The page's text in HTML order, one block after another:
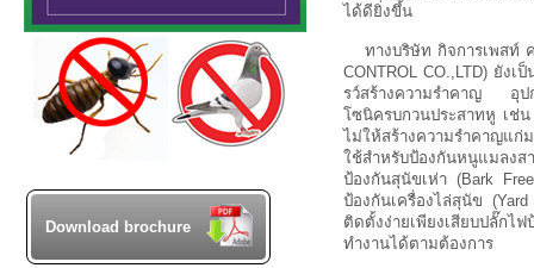
Download brochure
ได้ดียิ่งขึ้น
ทางบริษัท กิจการเพสท์
CONTROL CO.,LTD) ยัง
รว์สร้างความรำคาญ อุป
โซนิครบกวนประสาทหู เช่
ไม่ให้สร้างความรำคาญแ
ใช้สำหรับป้องกันหนูแมล
ป้องกันสุนัขเห่า (Bark
ป้องกันเครื่องไล่สุนัข
ติดตั้งง่ายเพียงเสียบปลั๊กไ
ทำงานได้ตามต้องการ